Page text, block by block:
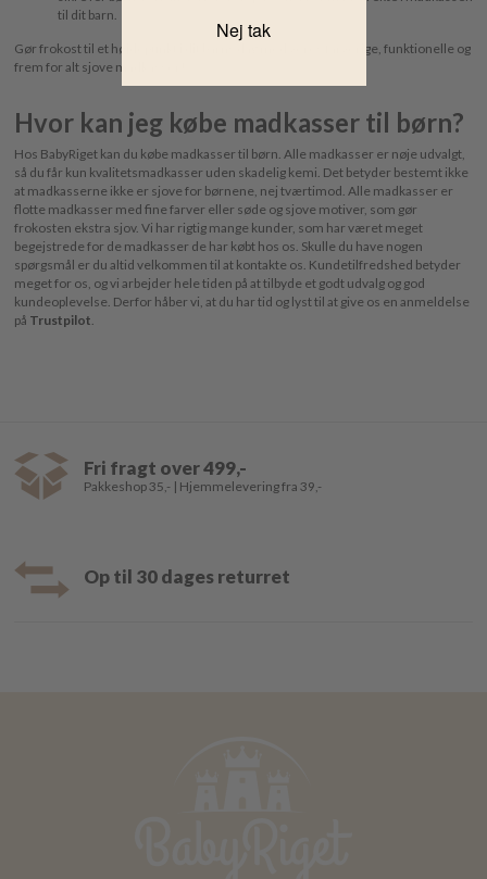
til dit barn.
Gør frokost til et højdepunkt i dit barns dag med vores farverige, funktionelle og
frem for alt sjove madkasser!
Hvor kan jeg købe madkasser til børn?
Hos BabyRiget kan du købe madkasser til børn. Alle madkasser er nøje udvalgt,
så du får kun kvalitetsmadkasser uden skadelig kemi. Det betyder bestemt ikke
at madkasserne ikke er sjove for børnene, nej tværtimod. Alle madkasser er
flotte madkasser med fine farver eller søde og sjove motiver, som gør
frokosten ekstra sjov. Vi har rigtig mange kunder, som har været meget
begejstrede for de madkasser de har købt hos os. Skulle du have nogen
spørgsmål er du altid velkommen til at kontakte os. Kundetilfredshed betyder
meget for os, og vi arbejder hele tiden på at tilbyde et godt udvalg og god
kundeoplevelse. Derfor håber vi, at du har tid og lyst til at give os en anmeldelse
på Trustpilot.
Fri fragt over 499,-
Pakkeshop 35,- | Hjemmelevering fra 39,-
Op til 30 dages returret
Nej tak